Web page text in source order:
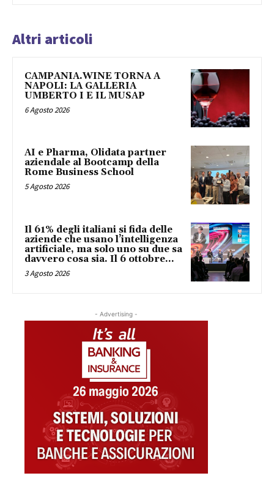
Altri articoli
CAMPANIA.WINE TORNA A
NAPOLI: LA GALLERIA
UMBERTO I E IL MUSAP
6 Agosto 2026
AI e Pharma, Olidata partner
aziendale al Bootcamp della
Rome Business School
5 Agosto 2026
Il 61% degli italiani si fida delle
aziende che usano l’intelligenza
artificiale, ma solo uno su due sa
davvero cosa sia. Il 6 ottobre...
3 Agosto 2026
- Advertising -